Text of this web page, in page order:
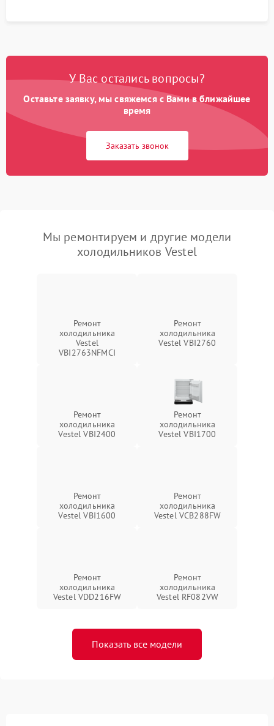
У Вас остались вопросы?
Оставьте заявку, мы свяжемся с Вами в ближайшее
время
Заказать звонок
Мы ремонтируем и другие модели
холодильников Vestel
Ремонт
холодильника
Vestel
VBI2763NFMCI
Ремонт
холодильника
Vestel VBI2760
Ремонт
холодильника
Vestel VBI2400
Ремонт
холодильника
Vestel VBI1700
Ремонт
холодильника
Vestel VBI1600
Ремонт
холодильника
Vestel VCB288FW
Ремонт
холодильника
Vestel VDD216FW
Ремонт
холодильника
Vestel RF082VW
Показать все модели